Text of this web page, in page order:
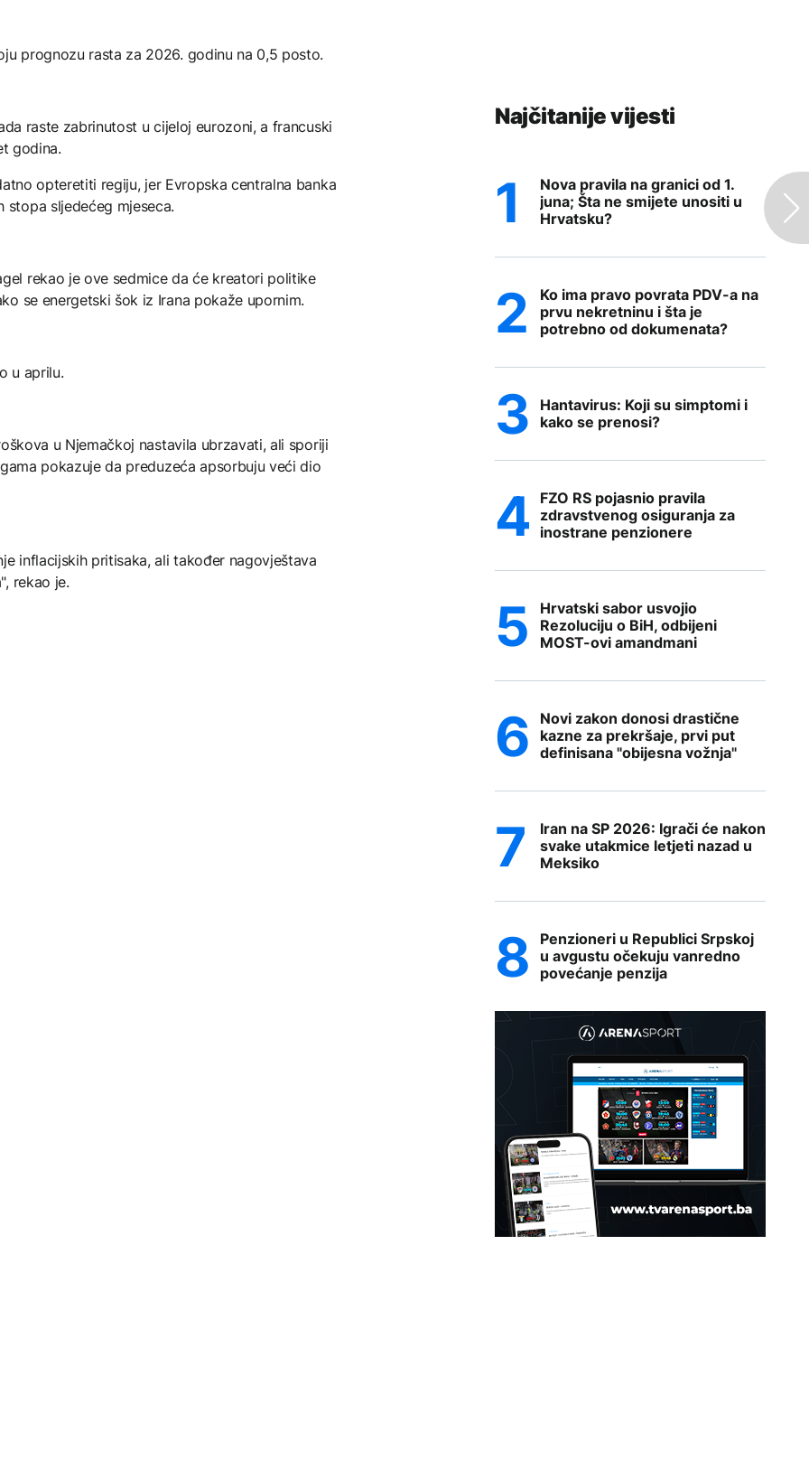
prognozu rasta za 2026. godinu na 0,5 posto.
raste zabrinutost u cijeloj eurozoni, a francuski
godina.
opteretiti regiju, jer Evropska centralna banka
stopa sljedećeg mjeseca.
rekao je ove sedmice da će kreatori politike
se energetski šok iz Irana pokaže upornim.
u aprilu.
u Njemačkoj nastavila ubrzavati, ali sporiji
pokazuje da preduzeća apsorbuju veći dio
inflacijskih pritisaka, ali također nagovještava
rekao je.
Najčitanije vijesti
Nova pravila na granici od 1.
juna; Šta ne smijete unositi u
Hrvatsku?
Ko ima pravo povrata PDV-a na
prvu nekretninu i šta je
potrebno od dokumenata?
Hantavirus: Koji su simptomi i
kako se prenosi?
FZO RS pojasnio pravila
zdravstvenog osiguranja za
inostrane penzionere
Hrvatski sabor usvojio
Rezoluciju o BiH, odbijeni
MOST-ovi amandmani
Novi zakon donosi drastične
kazne za prekršaje, prvi put
definisana "obijesna vožnja"
Iran na SP 2026: Igrači će nakon
svake utakmice letjeti nazad u
Meksiko
Penzioneri u Republici Srpskoj
u avgustu očekuju vanredno
povećanje penzija